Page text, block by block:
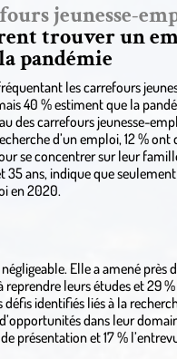
jeunesse-
trouver un
pandémie
les carrefours
40 % estiment que la
des carrefours jeunesse-
d’un emploi, 12 %
se concentrer sur leur
35 ans, indique que
en 2020.
Elle a amené près
leurs études et 29
identifiés liés à la
dans leur
présentation et 17 %